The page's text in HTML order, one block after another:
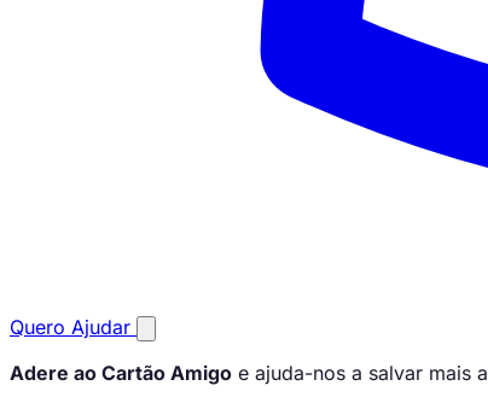
Quero Ajudar
Adere ao Cartão Amigo e ajuda-nos a salvar mais